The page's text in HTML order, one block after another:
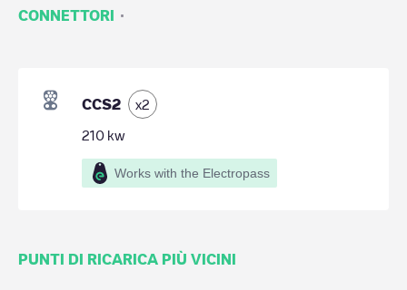
CONNETTORI ·
CCS2 x2
210 kw
Works with the Electropass
PUNTI DI RICARICA PIÙ VICINI